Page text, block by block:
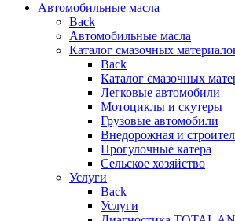
Автомобильные масла
Back
Автомобильные масла
Каталог смазочных
Back
Каталог смазочных
Легковые автомобили
Мотоциклы и скутеры
Грузовые автомобили
Внедорожная и
Прогулочные катера
Сельское хозяйство
Услуги
Back
Услуги